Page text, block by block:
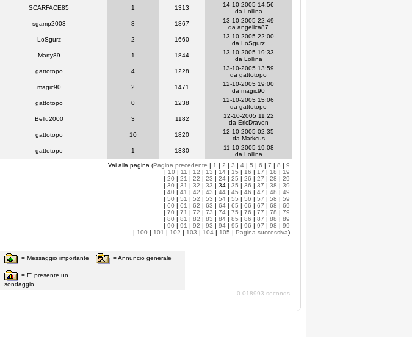
SCARFACE85 1 1313
14-10-2005 14:56
da Lollina
sgamp2003 8 1867
13-10-2005 22:49
da angelica87
LoSgurz 2 1660
13-10-2005 22:00
da LoSgurz
Marty89 1 1844
13-10-2005 19:33
da Lollina
gattotopo 4 1228
13-10-2005 13:59
da gattotopo
magic90 2 1471
12-10-2005 19:00
da magic90
gattotopo 0 1238
12-10-2005 15:06
da gattotopo
Bellu2000 3 1182
12-10-2005 11:22
da EricDraven
gattotopo 10 1820
12-10-2005 02:35
da Markcus
gattotopo 1 1330
11-10-2005 19:08
da Lollina
Vai alla pagina (Pagina precedente | 1 | 2 | 3 | 4 | 5 | 6 | 7 | 8 | 9
| 10 | 11 | 12 | 13 | 14 | 15 | 16 | 17 | 18 | 19
| 20 | 21 | 22 | 23 | 24 | 25 | 26 | 27 | 28 | 29
| 30 | 31 | 32 | 33 | 34 | 35 | 36 | 37 | 38 | 39
| 40 | 41 | 42 | 43 | 44 | 45 | 46 | 47 | 48 | 49
| 50 | 51 | 52 | 53 | 54 | 55 | 56 | 57 | 58 | 59
| 60 | 61 | 62 | 63 | 64 | 65 | 66 | 67 | 68 | 69
| 70 | 71 | 72 | 73 | 74 | 75 | 76 | 77 | 78 | 79
| 80 | 81 | 82 | 83 | 84 | 85 | 86 | 87 | 88 | 89
| 90 | 91 | 92 | 93 | 94 | 95 | 96 | 97 | 98 | 99
| 100 | 101 | 102 | 103 | 104 | 105 | Pagina successiva)
= Messaggio importante
= E' presente un
sondaggio
= Annuncio generale
0.018993 seconds.